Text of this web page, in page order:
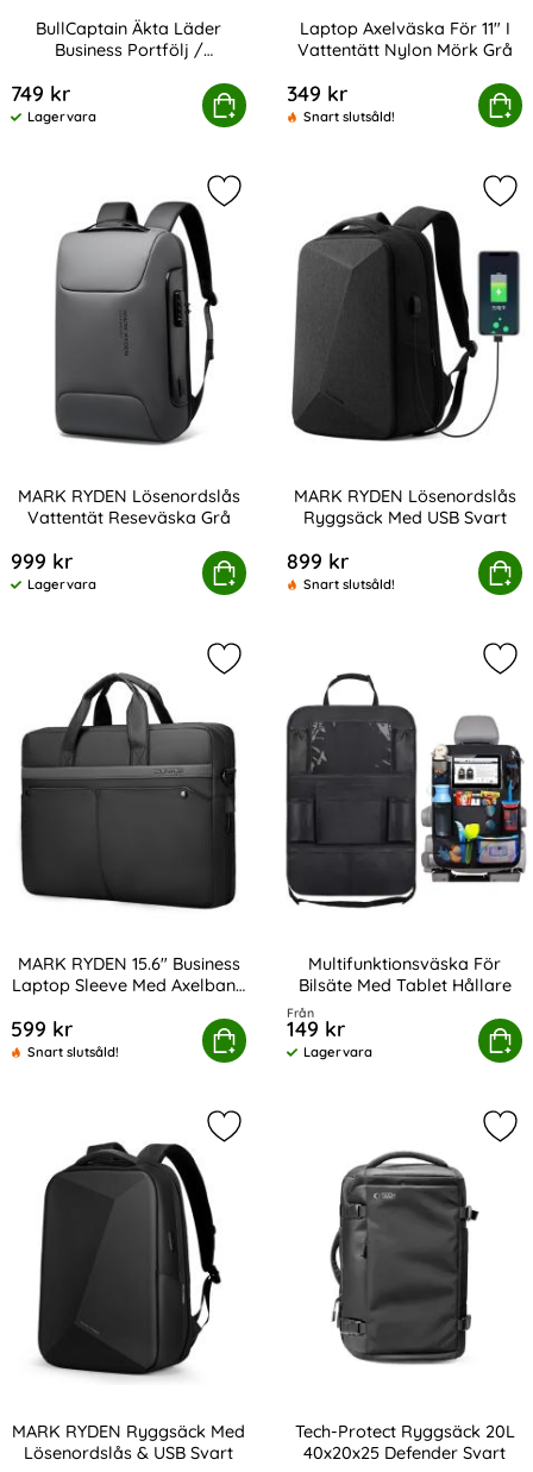
BullCaptain Äkta Läder
Business Portfölj /
749 kr
Tillgänglighet:
Lagervara
Köp
Äkta Läder Business Portfölj / Handväska Svart
Laptop Axelväska För 11" I
Vattentätt Nylon Mörk Grå
349 kr
Snart slutsåld!
Köp
Laptop Axelväska För 11" I
MARK RYDEN Lösenordslås
Vattentät Reseväska Grå
999 kr
Tillgänglighet:
Lagervara
Köp
RYDEN Lösenordslås Vattentät Reseväska Grå
Markera mARK RYDEN
MARK RYDEN Lösenordslås
Ryggsäck Med USB Svart
899 kr
Snart slutsåld!
Köp
MARK RYDEN Lösenordslås
MARK RYDEN 15.6" Business
Laptop Sleeve Med Axelband
599 kr
Snart slutsåld!
Köp
15.6" Business Laptop Sleeve Med Axelband Svart
Markera mARK RYDEN 15.6"
Multifunktionsväska För
Bilsäte Med Tablet Hållare
Art. nr 225194
Från
149 kr
Tillgänglighet:
Lagervara
Köp
Multifunktionsväska För
MARK RYDEN Ryggsäck Med
Lösenordslås & USB Svart
Markera mARK RYDEN Ryggsäck
Tech-Protect Ryggsäck 20L
40x20x25 Defender Svart